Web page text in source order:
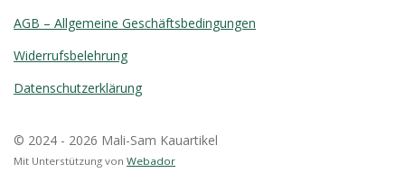
AGB – Allgemeine Geschäftsbedingungen
Widerrufsbelehrung
Datenschutzerklärung
© 2024 - 2026 Mali-Sam Kauartikel
Mit Unterstützung von Webador